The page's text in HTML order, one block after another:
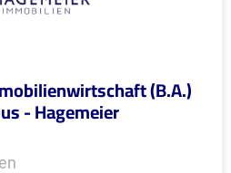
(B.A.)
- Hagemeier